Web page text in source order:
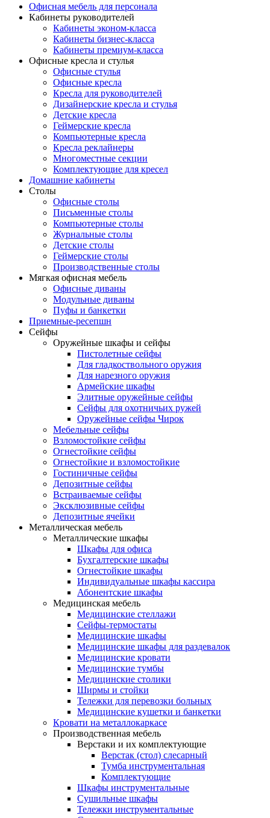
Офисная мебель для персонала
Кабинеты руководителей
Кабинеты эконом-класса
Кабинеты бизнес-класса
Кабинеты премиум-класса
Офисные кресла и стулья
Офисные стулья
Офисные кресла
Кресла для руководителей
Дизайнерские кресла и стулья
Детские кресла
Геймерские кресла
Компьютерные кресла
Кресла реклайнеры
Многоместные секции
Комплектующие для кресел
Домашние кабинеты
Столы
Офисные столы
Письменные столы
Компьютерные столы
Журнальные столы
Детские столы
Геймерские столы
Производственные столы
Мягкая офисная мебель
Офисные диваны
Модульные диваны
Пуфы и банкетки
Приемные-ресепшн
Сейфы
Оружейные шкафы и сейфы
Пистолетные сейфы
Для гладкоствольного оружия
Для нарезного оружия
Армейские шкафы
Элитные оружейные сейфы
Сейфы для охотничьих ружей
Оружейные сейфы Чирок
Мебельные сейфы
Взломостойкие сейфы
Огнестойкие сейфы
Огнестойкие и взломостойкие
Гостиничные сейфы
Депозитные сейфы
Встраиваемые сейфы
Эксклюзивные сейфы
Депозитные ячейки
Металлическая мебель
Металлические шкафы
Шкафы для офиса
Бухгалтерские шкафы
Огнестойкие шкафы
Индивидуальные шкафы кассира
Абонентские шкафы
Медицинская мебель
Медицинские стеллажи
Сейфы-термостаты
Медицинские шкафы
Медицинские шкафы для раздевалок
Медицинские кровати
Медицинские тумбы
Медицинские столики
Ширмы и стойки
Тележки для перевозки больных
Медицинские кушетки и банкетки
Кровати на металлокаркасе
Производственная мебель
Верстаки и их комплектующие
Верстак (стол) слесарный
Тумба инструментальная
Комплектующие
Шкафы инструментальные
Сушильные шкафы
Тележки инструментальные